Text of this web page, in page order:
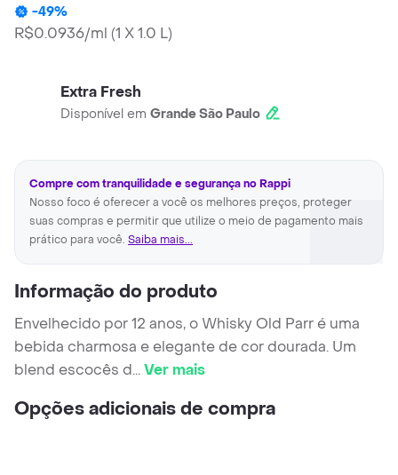
-49%
R$0.0936/ml (1 X 1.0 L)
Extra Fresh
Disponível em Grande São Paulo
Compre com tranquilidade e segurança no Rappi
Nosso foco é oferecer a você os melhores preços, proteger
suas compras e permitir que utilize o meio de pagamento mais
prático para você. Saiba mais...
Informação do produto
Envelhecido por 12 anos, o Whisky Old Parr é uma
bebida charmosa e elegante de cor dourada. Um
blend escocês d...Ver mais
Opções adicionais de compra